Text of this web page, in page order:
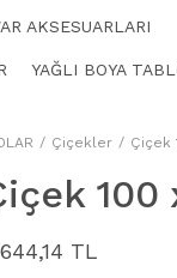
AKSESUARLARI
YAĞLI BOYA
Çiçekler Çiçek
100
TL